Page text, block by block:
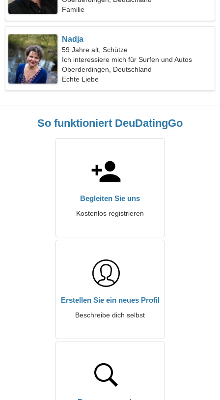
Familie
Nadja
59 Jahre alt, Schütze
Ich interessiere mich für Surfen und Autos
Oberderdingen, Deutschland
Echte Liebe
So funktioniert DeuDatingGo
Begleiten Sie uns
Kostenlos registrieren
Erstellen Sie ein neues Profil
Beschreibe dich selbst